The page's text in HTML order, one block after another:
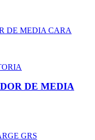
DE MEDIA